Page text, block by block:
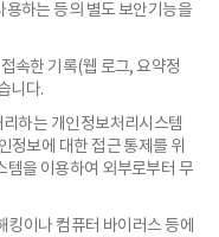
용하는 등의 별도 보안기능을
속한 기록(웹 로그, 요약정
니다.
하는 개인정보처리시스템
정보에 대한 접근 통제를 위
템을 이용하여 외부로부터 무
킹이나 컴퓨터 바이러스 등에